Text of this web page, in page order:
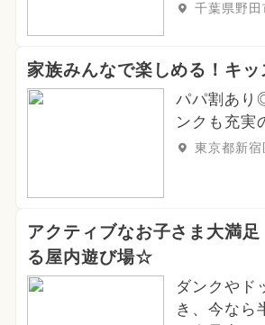
千葉県野田
家族みんなで楽しめる！キッ
パパ割あり
ンクも充実
東京都新宿
アクティブなお子さま大満
る屋内遊び場☆
ダンクやド
き、今なら